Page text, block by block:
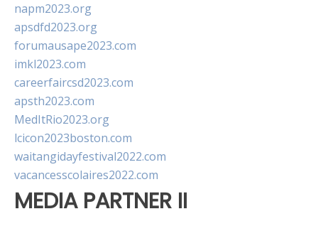
napm2023.org
apsdfd2023.org
forumausape2023.com
imkl2023.com
careerfaircsd2023.com
apsth2023.com
MedItRio2023.org
lcicon2023boston.com
waitangidayfestival2022.com
vacancesscolaires2022.com
MEDIA PARTNER II